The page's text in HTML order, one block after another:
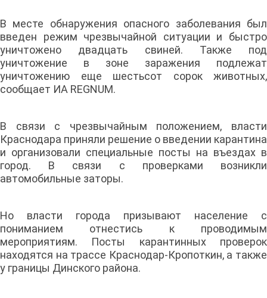
В месте обнаружения опасного заболевания был
введен режим чрезвычайной ситуации и быстро
уничтожено двадцать свиней. Также под
уничтожение в зоне заражения подлежат
уничтожению еще шестьсот сорок животных,
сообщает ИА REGNUM.
В связи с чрезвычайным положением, власти
Краснодара приняли решение о введении карантина
и организовали специальные посты на въездах в
город. В связи с проверками возникли
автомобильные заторы.
Но власти города призывают население с
пониманием отнестись к проводимым
мероприятиям. Посты карантинных проверок
находятся на трассе Краснодар-Кропоткин, а также
у границы Динского района.